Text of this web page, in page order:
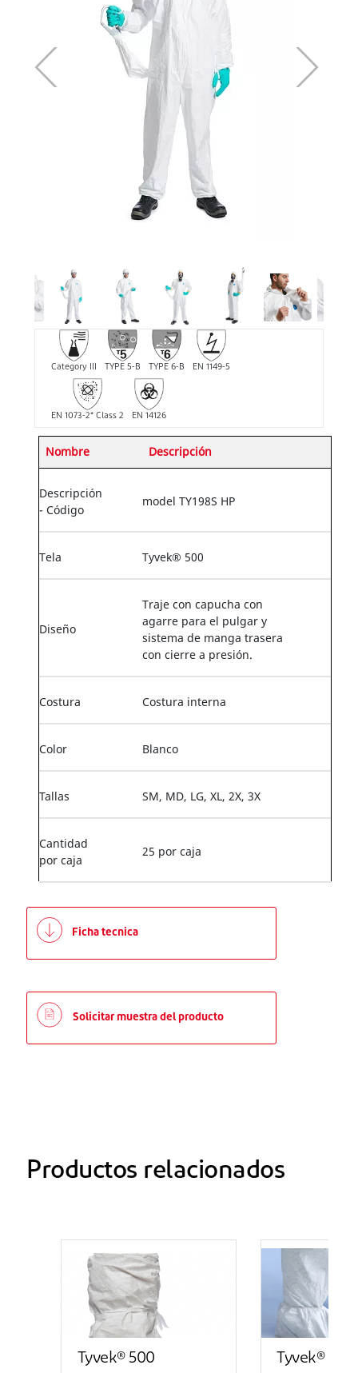
Category III TYPE 5-B TYPE 6-B EN 1149-5
EN 1073-2* Class 2 EN 14126
Nombre Descripción
Descripción
- Código
model TY198S HP
Tela Tyvek® 500
Diseño
Traje con capucha con
agarre para el pulgar y
sistema de manga trasera
con cierre a presión.
Costura Costura interna
Color Blanco
Tallas SM, MD, LG, XL, 2X, 3X
Cantidad
por caja
25 por caja
Ficha tecnica
Solicitar muestra del producto
Productos relacionados
Tyvek® 500
Tyvek® 500